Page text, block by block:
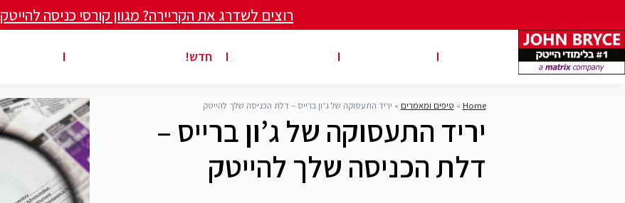
רוצים לשדרג את הקריירה? מגוון קורסי כניסה להייטק
חדש!
Home
» טיפים ומאמרים » יריד התעסוקה של ג’ון ברייס – דלת הכניסה שלך להייטק
יריד התעסוקה של ג’ון ברייס –
דלת הכניסה שלך להייטק